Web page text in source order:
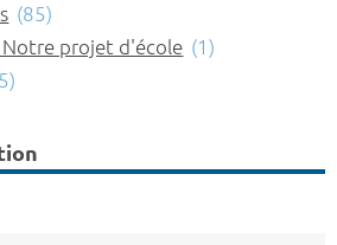
(85)
projet d'école (1)